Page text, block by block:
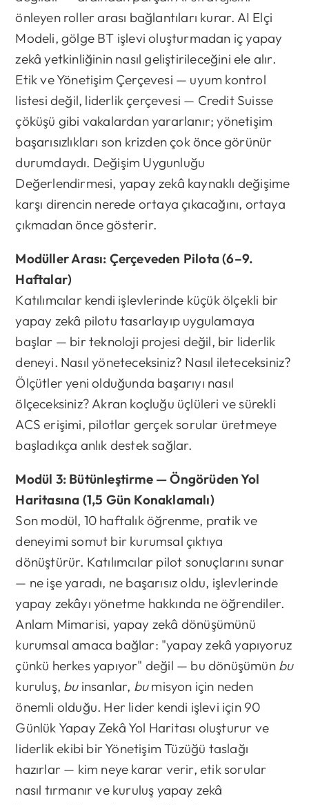
önleyen roller arası bağlantıları kurar. AI Elçi
Modeli, gölge BT işlevi oluşturmadan iç yapay
zekâ yetkinliğinin nasıl geliştirileceğini ele alır.
Etik ve Yönetişim Çerçevesi — uyum kontrol
listesi değil, liderlik çerçevesi — Credit Suisse
çöküşü gibi vakalardan yararlanır; yönetişim
başarısızlıkları son krizden çok önce görünür
durumdaydı. Değişim Uygunluğu
Değerlendirmesi, yapay zekâ kaynaklı değişime
karşı direncin nerede ortaya çıkacağını, ortaya
çıkmadan önce gösterir.
Modüller Arası: Çerçeveden Pilota (6–9.
Haftalar)
Katılımcılar kendi işlevlerinde küçük ölçekli bir
yapay zekâ pilotu tasarlayıp uygulamaya
başlar — bir teknoloji projesi değil, bir liderlik
deneyi. Nasıl yöneteceksiniz? Nasıl ileteceksiniz?
Ölçütler yeni olduğunda başarıyı nasıl
ölçeceksiniz? Akran koçluğu üçlüleri ve sürekli
ACS erişimi, pilotlar gerçek sorular üretmeye
başladıkça anlık destek sağlar.
Modül 3: Bütünleştirme — Öngörüden Yol
Haritasına (1,5 Gün Konaklamalı)
Son modül, 10 haftalık öğrenme, pratik ve
deneyimi somut bir kurumsal çıktıya
dönüştürür. Katılımcılar pilot sonuçlarını sunar
— ne işe yaradı, ne başarısız oldu, işlevlerinde
yapay zekâyı yönetme hakkında ne öğrendiler.
Anlam Mimarisi, yapay zekâ dönüşümünü
kurumsal amaca bağlar: "yapay zekâ yapıyoruz
çünkü herkes yapıyor" değil — bu dönüşümün bu
kuruluş, buinsanlar, bumisyon için neden
önemli olduğu. Her lider kendi işlevi için 90
Günlük Yapay Zekâ Yol Haritası oluşturur ve
liderlik ekibi bir Yönetişim Tüzüğü taslağı
hazırlar — kim neye karar verir, etik sorular
nasıl tırmanır ve kuruluş yapay zekâ